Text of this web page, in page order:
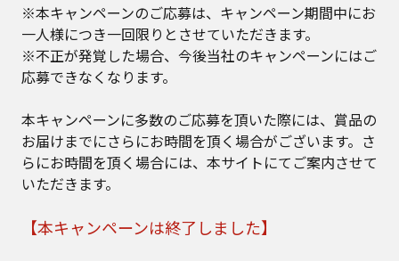
※本キャンペーンのご応募は、キャンペーン期間中にお
一人様につき一回限りとさせていただきます。
※不正が発覚した場合、今後当社のキャンペーンにはご
応募できなくなります。
本キャンペーンに多数のご応募を頂いた際には、賞品の
お届けまでにさらにお時間を頂く場合がございます。さ
らにお時間を頂く場合には、本サイトにてご案内させて
いただきます。
【本キャンペーンは終了しました】